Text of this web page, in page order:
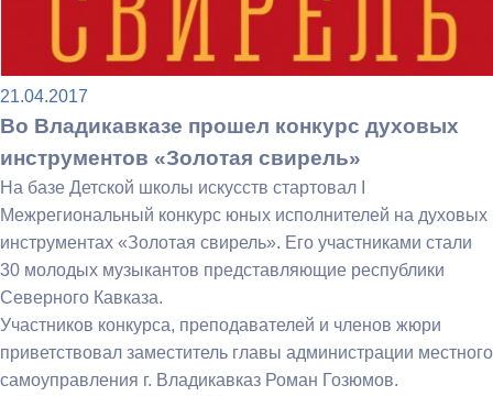
21.04.2017
Во Владикавказе прошел конкурс духовых
инструментов «Золотая свирель»
На базе Детской школы искусств стартовал I
Межрегиональный конкурс юных исполнителей на духовых
инструментах «Золотая свирель». Его участниками стали
30 молодых музыкантов представляющие республики
Северного Кавказа.
Участников конкурса, преподавателей и членов жюри
приветствовал заместитель главы администрации местного
самоуправления г. Владикавказ Роман Гозюмов.